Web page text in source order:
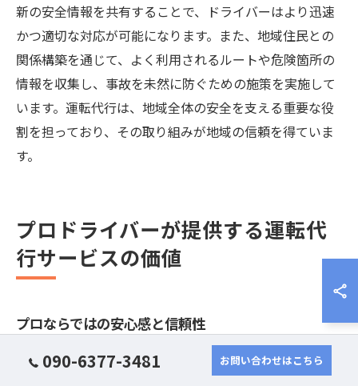
新の安全情報を共有することで、ドライバーはより迅速
かつ適切な対応が可能になります。また、地域住民との
関係構築を通じて、よく利用されるルートや危険箇所の
情報を収集し、事故を未然に防ぐための施策を実施して
います。運転代行は、地域全体の安全を支える重要な役
割を担っており、その取り組みが地域の信頼を得ていま
す。
プロドライバーが提供する運転代
行サービスの価値
プロならではの安心感と信頼性
運転代行サービスを選ぶ際に重要なポイントの一つが、
プロのドライバーによる安心感と信頼性です。レイ運転
090-6377-3481 お問い合わせはこちら